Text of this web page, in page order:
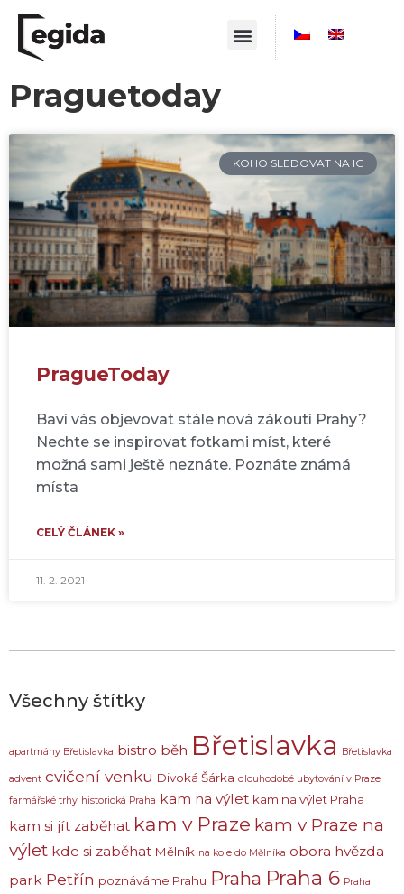
Praguetoday
KOHO SLEDOVAT NA IG
PragueToday
Baví vás objevovat stále nová zákoutí Prahy?
Nechte se inspirovat fotkami míst, které
možná sami ještě neznáte. Poznáte známá
místa
CELÝ ČLÁNEK »
11. 2. 2021
Všechny štítky
apartmány Břetislavka bistro běh Břetislavka Břetislavka
advent cvičení venku Divoká Šárka dlouhodobé ubytování v Praze
farmářské trhy historická Praha kam na výlet kam na výlet Praha
kam si jít zaběhat kam v Praze kam v Praze na
výlet kde si zaběhat Mělník na kole do Mělníka obora hvězda
park Petřín poznáváme Prahu Praha Praha 6 Praha